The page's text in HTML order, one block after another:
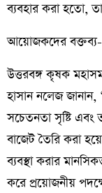
ব্যবহার করা হতো,
আয়োজকদের বক্তব্য-
উত্তরবঙ্গ কৃষক
হাসান নলেজ
সচেতনতা সৃষ্টি এবং
বাজেট তৈরি করা
ব্যবস্থা করার
করে প্রয়োজনীয়